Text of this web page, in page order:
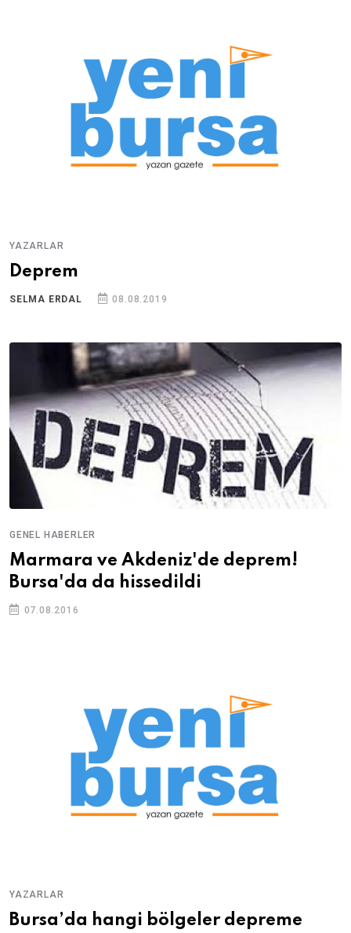
YAZARLAR
Deprem
SELMA ERDAL 08.08.2019
GENEL HABERLER
Marmara ve Akdeniz'de deprem!
Bursa'da da hissedildi
07.08.2016
YAZARLAR
Bursa’da hangi bölgeler depreme